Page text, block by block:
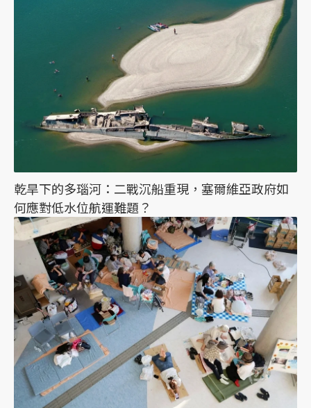
乾旱下的多瑙河：二戰沉船重現，塞爾維亞政府如
何應對低水位航運難題？